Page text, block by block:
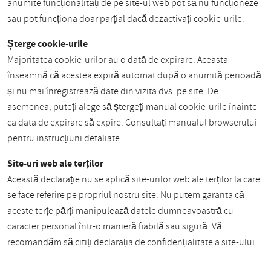
anumite funcționalități de pe site-ul web pot să nu funcționeze
sau pot funcționa doar parțial dacă dezactivați cookie-urile.
Șterge cookie-urile
Majoritatea cookie-urilor au o dată de expirare. Aceasta
înseamnă că acestea expiră automat după o anumită perioadă
și nu mai înregistrează date din vizita dvs. pe site. De
asemenea, puteți alege să ștergeți manual cookie-urile înainte
ca data de expirare să expire. Consultați manualul browserului
pentru instrucțiuni detaliate.
Site-uri web ale terților
Această declarație nu se aplică site-urilor web ale terților la care
se face referire pe propriul nostru site. Nu putem garanta că
aceste terțe părți manipulează datele dumneavoastră cu
caracter personal într-o manieră fiabilă sau sigură. Vă
recomandăm să citiți declarația de confidențialitate a site-ului